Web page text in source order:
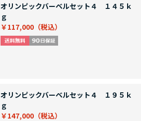
オリンピックバーベルセット４ １４５ｋ
ｇ
￥117,000
オリンピックバーベルセット４ １９５ｋ
ｇ
￥147,000